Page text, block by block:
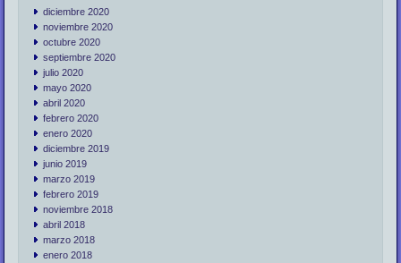
diciembre 2020
noviembre 2020
octubre 2020
septiembre 2020
julio 2020
mayo 2020
abril 2020
febrero 2020
enero 2020
diciembre 2019
junio 2019
marzo 2019
febrero 2019
noviembre 2018
abril 2018
marzo 2018
enero 2018